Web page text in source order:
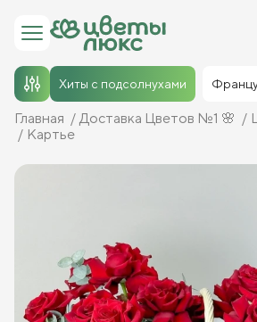
Хиты с подсолнухами
Главная Доставка Цветов №1 🌸
Картье